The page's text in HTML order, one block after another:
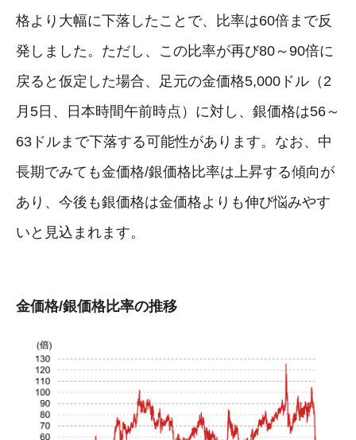
格より大幅に下落したことで、比率は60倍まで反
発しました。ただし、この比率が再び80～90倍に
戻ると仮定した場合、足元の金価格5,000ドル（2
月5日、日本時間午前時点）に対し、銀価格は56～
63ドルまで下落する可能性があります。なお、中
長期でみても金価格/銀価格比率は上昇する傾向が
あり、今後も銀価格は金価格よりも伸び悩みやす
いと見込まれます。
金価格/銀価格比率の推移